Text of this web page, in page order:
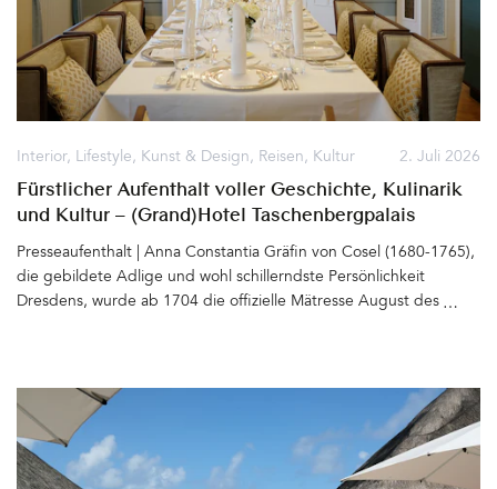
2. Juli 2026
Interior, Lifestyle, Kunst & Design, Reisen, Kultur
Fürstlicher Aufenthalt voller Geschichte, Kulinarik
und Kultur – (Grand)Hotel Taschenbergpalais
Kempinski Dresden
Presseaufenthalt | Anna Constantia Gräfin von Cosel (1680-1765),
die gebildete Adlige und wohl schillerndste Persönlichkeit
Dresdens, wurde ab 1704 die offizielle Mätresse August des
Wohn- und Repräsentationssitz wurde. Die Gräfin hatte großen
Einfluß auf den Dresdner Hof, mischte sich über die Jahre immer
mehr in die Politik ein, nutzte ihre Machtstellung zu sehr aus und
viel fiel schließlich bei August in Ungnade. Er wandte sich von ihr